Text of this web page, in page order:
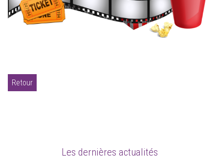
Retour
Les dernières actualités